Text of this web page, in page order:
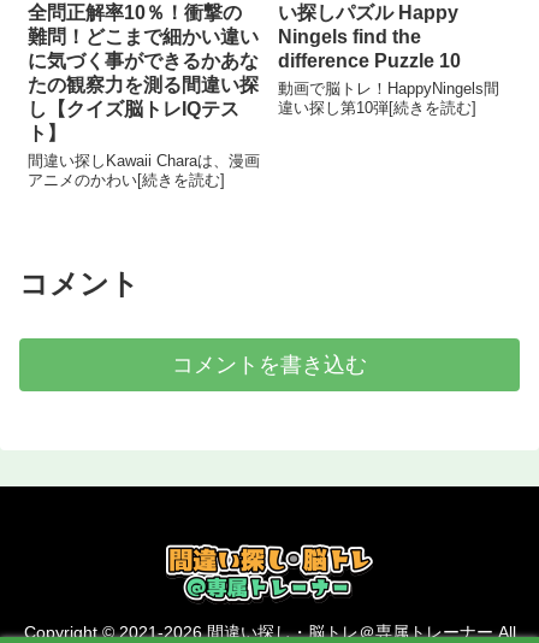
全問正解率10％！衝撃の
難問！どこまで細かい違い
に気づく事ができるかあな
たの観察力を測る間違い探
し【クイズ脳トレIQテス
ト】
間違い探しKawaii Charaは、漫画
アニメのかわい[続きを読む]
い探しパズル Happy
Ningels find the
difference Puzzle 10
動画で脳トレ！HappyNingels間
違い探し第10弾[続きを読む]
コメント
コメントを書き込む
Copyright © 2021-2026 間違い探し・脳トレ＠専属トレーナー All